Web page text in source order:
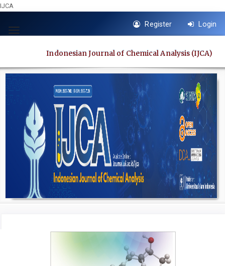
IJCA
jump
content
Navigation
Main
Content
Sidebar
Toggle
Register Login
Indonesian Journal of Chemical Analysis (IJCA)